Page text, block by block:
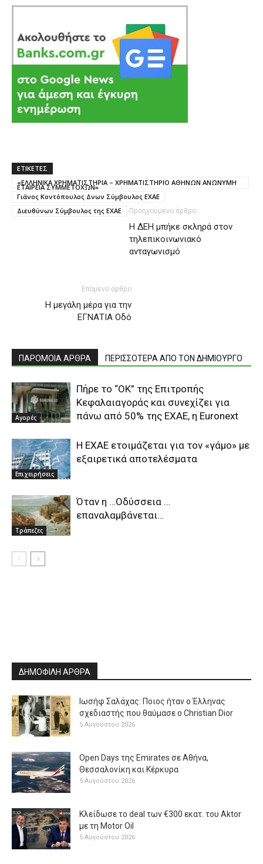
ΕΤΙΚΕΤΕΣ
«ΕΛΛΗΝΙΚΑ ΧΡΗΜΑΤΙΣΤΗΡΙΑ – ΧΡΗΜΑΤΙΣΤΗΡΙΟ ΑΘΗΝΩΝ ΑΝΩΝΥΜΗ
ΕΤΑΙΡΕΙΑ ΣΥΜΜΕΤΟΧΩΝ»
Γιάνος Κοντόπουλος Δνων Σύμβουλος ΕΧΑΕ
Διευθύνων Σύμβουλος της ΕΧΑΕ
Προηγούμενο άρθρο
H ΔΕΗ μπήκε σκληρά στον
τηλεπικοινωνιακό
ανταγωνισμό
Επόμενο άρθρο
H μεγάλη μέρα για την
ΕΓΝΑΤΙΑ Οδό
ΠΑΡΟΜΟΙΑ ΑΡΘΡΑ ΠΕΡΙΣΣΟΤΕΡΑ ΑΠΟ ΤΟΝ ΔΗΜΙΟΥΡΓΟ
Αγορές
Πήρε το “ΟΚ” της Επιτροπής
Κεφαλαιαγοράς και συνεχίζει για
πάνω από 50% της ΕΧΑΕ, η Euronext
Επιχειρήσεις
H EXAE ετοιμάζεται για τον «γάμο» με
εξαιρετικά αποτελέσματα
Τράπεζες
Όταν η …Οδύσσεια …
επαναλαμβάνεται…
ΔΗΜΟΦΙΛΗ ΑΡΘΡΑ
Ιωσήφ Σαλάχας: Ποιος ήταν ο Έλληνας
σχεδιαστής που θαύμασε ο Christian Dior
5 Αυγούστου 2026
Open Days της Emirates σε Αθήνα,
Θεσσαλονίκη και Κέρκυρα
5 Αυγούστου 2026
Κλείδωσε το deal των €300 εκατ. του Aktor
με τη Μotor Oil
5 Αυγούστου 2026